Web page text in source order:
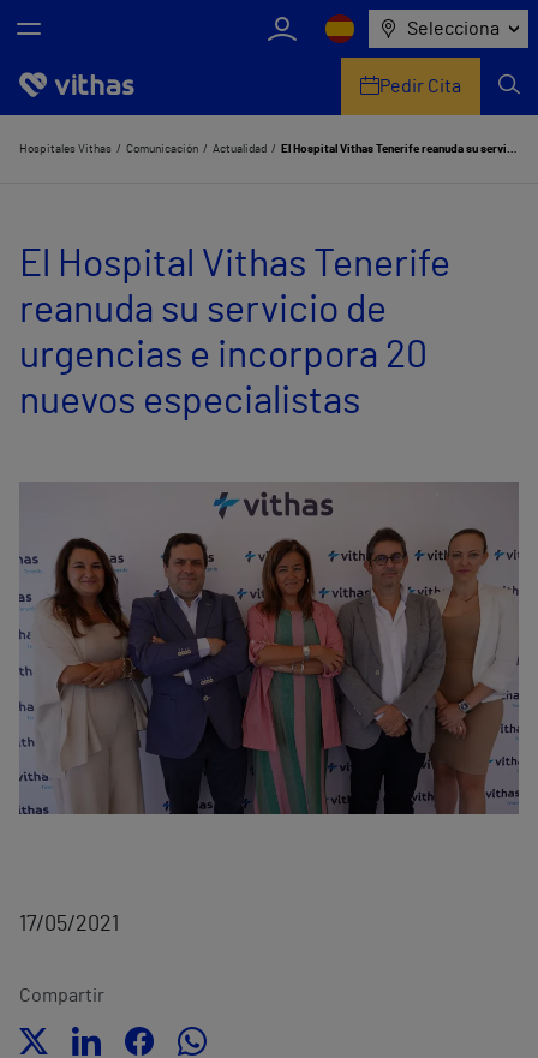
Selecciona
Nosotros
Servicios de salud
Equipo médico y asistencial
Información útil
Pedir Cita
Hospitales Vithas Comunicación Actualidad El Hospital Vithas Tenerife reanuda su servicio de urgencias e incorpora 20 nuevos especialistas
El Hospital Vithas Tenerife
reanuda su servicio de
urgencias e incorpora 20
nuevos especialistas
17/05/2021
Compartir